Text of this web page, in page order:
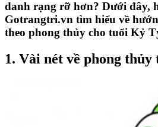
danh rạng rỡ hơn? Dưới đây,
Gotrangtri.vn tìm hiểu về
theo phong thủy cho tuổi Kỷ
1. Vài nét về phong